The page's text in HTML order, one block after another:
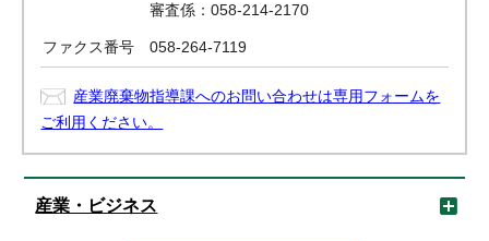
審査係：058-214-2170
ファクス番号 058-264-7119
産業廃棄物指導課へのお問い合わせは専用フォームを
ご利用ください。
産業・ビジネス